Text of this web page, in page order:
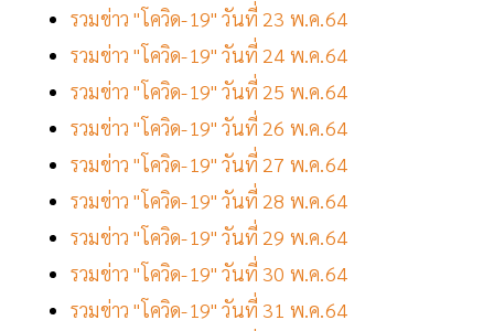
รวมข่าว "โควิด-19" วันที่ 23 พ.ค.64
รวมข่าว "โควิด-19" วันที่ 24 พ.ค.64
รวมข่าว "โควิด-19" วันที่ 25 พ.ค.64
รวมข่าว "โควิด-19" วันที่ 26 พ.ค.64
รวมข่าว "โควิด-19" วันที่ 27 พ.ค.64
รวมข่าว "โควิด-19" วันที่ 28 พ.ค.64
รวมข่าว "โควิด-19" วันที่ 29 พ.ค.64
รวมข่าว "โควิด-19" วันที่ 30 พ.ค.64
รวมข่าว "โควิด-19" วันที่ 31 พ.ค.64